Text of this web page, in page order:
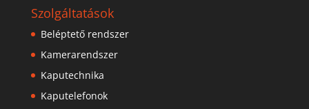
Szolgáltatások
Beléptető rendszer
Kamerarendszer
Kaputechnika
Kaputelefonok